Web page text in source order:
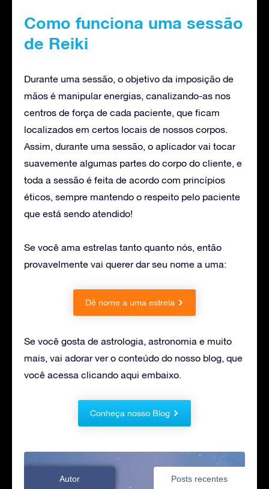
Como funciona uma sessão
de Reiki
Durante uma sessão, o objetivo da imposição de
mãos é manipular energias, canalizando-as nos
centros de força de cada paciente, que ficam
localizados em certos locais de nossos corpos.
Assim, durante uma sessão, o aplicador vai tocar
suavemente algumas partes do corpo do cliente, e
toda a sessão é feita de acordo com princípios
éticos, sempre mantendo o respeito pelo paciente
que está sendo atendido!
Se você ama estrelas tanto quanto nós, então
provavelmente vai querer dar seu nome a uma:
Dê nome a uma estrela
Se você gosta de astrologia, astronomia e muito
mais, vai adorar ver o conteúdo do nosso blog, que
você acessa clicando aqui embaixo.
Conheça nosso Blog
Autor Posts recentes